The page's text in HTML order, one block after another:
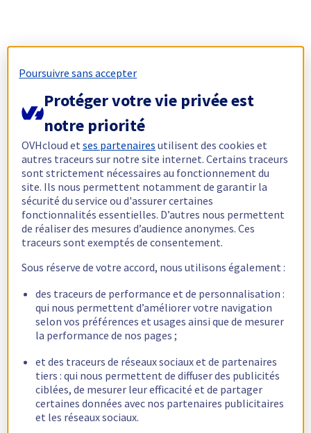
Poursuivre sans accepter
Protéger votre vie privée est
notre priorité
OVHcloud etses partenaires utilisent des cookies et
autres traceurs sur notre site internet. Certains traceurs
sont strictement nécessaires au fonctionnement du
site. Ils nous permettent notamment de garantir la
sécurité du service ou d'assurer certaines
fonctionnalités essentielles. D’autres nous permettent
de réaliser des mesures d’audience anonymes. Ces
traceurs sont exemptés de consentement.
Sous réserve de votre accord, nous utilisons également :
des traceurs de performance et de personnalisation :
qui nous permettent d’améliorer votre navigation
selon vos préférences et usages ainsi que de mesurer
la performance de nos pages ;
et des traceurs de réseaux sociaux et de partenaires
tiers : qui nous permettent de diffuser des publicités
ciblées, de mesurer leur efficacité et de partager
certaines données avec nos partenaires publicitaires
et les réseaux sociaux.